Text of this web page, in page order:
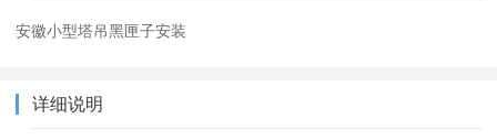
安徽小型塔吊黑匣子安装
详细说明